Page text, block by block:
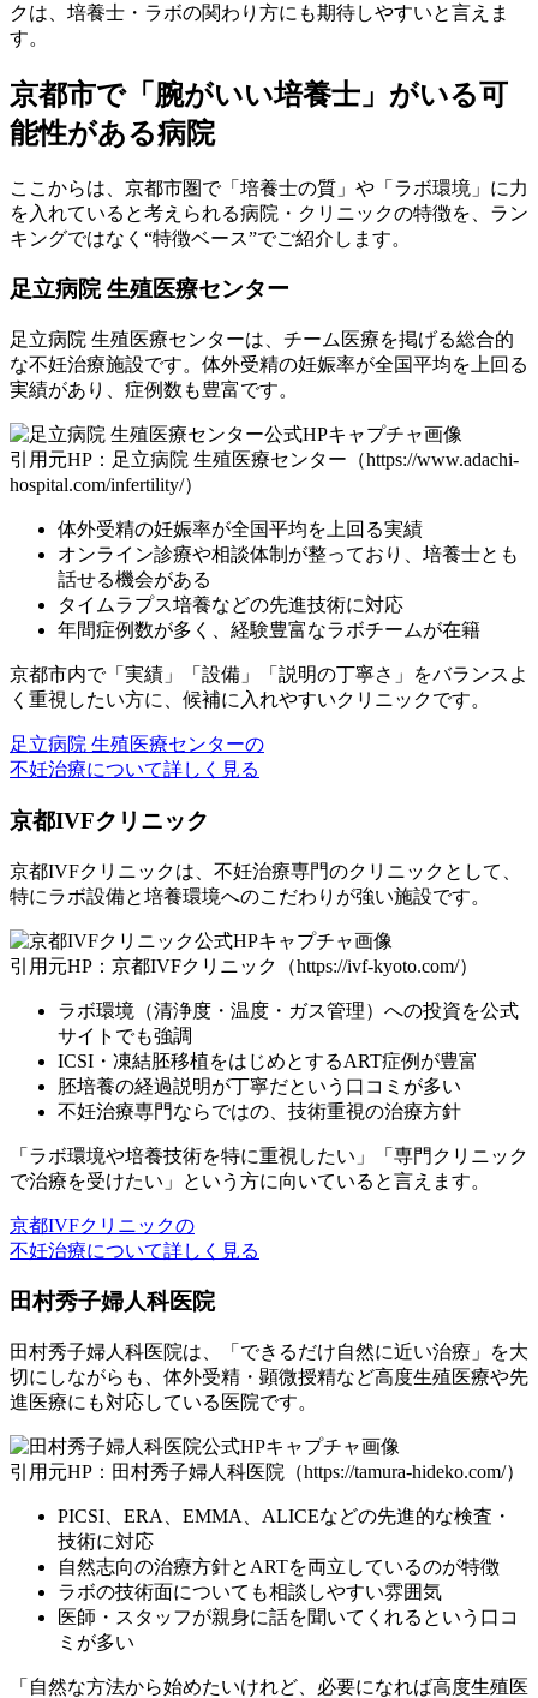
クは、培養士・ラボの関わり方にも期待しやすいと言えま
す。
京都市で「腕がいい培養士」がいる可
能性がある病院
ここからは、京都市圏で「培養士の質」や「ラボ環境」に力
を入れていると考えられる病院・クリニックの特徴を、ラン
キングではなく “特徴ベース”でご紹介します。
足立病院 生殖医療センター
足立病院 生殖医療センターは、チーム医療を掲げる総合的
な不妊治療施設です。体外受精の妊娠率が全国平均を上回る
実績があり、症例数も豊富です。
引用元HP：足立病院 生殖医療センター（https://www.adachi-
hospital.com/infertility/）
体外受精の妊娠率が全国平均を上回る実績
オンライン診療や相談体制が整っており、培養士とも
話せる機会がある
タイムラプス培養などの先進技術に対応
年間症例数が多く、経験豊富なラボチームが在籍
京都市内で「実績」「設備」「説明の丁寧さ」をバランスよ
く重視したい方に、候補に入れやすいクリニックです。
足立病院 生殖医療センターの
不妊治療について詳しく見る
京都IVFクリニック
京都IVFクリニックは、不妊治療専門のクリニックとして、
特にラボ設備と培養環境へのこだわりが強い施設です。
引用元HP：京都IVFクリニック（https://ivf-kyoto.com/）
ラボ環境（清浄度・温度・ガス管理）への投資を公式
サイトでも強調
ICSI・凍結胚移植をはじめとするART症例が豊富
胚培養の経過説明が丁寧だという口コミが多い
不妊治療専門ならではの、技術重視の治療方針
「ラボ環境や培養技術を特に重視したい」「専門クリニック
で治療を受けたい」という方に向いていると言えます。
京都IVFクリニックの
不妊治療について詳しく見る
田村秀子婦人科医院
田村秀子婦人科医院は、「できるだけ自然に近い治療」を大
切にしながらも、体外受精・顕微授精など高度生殖医療や先
進医療にも対応している医院です。
引用元HP：田村秀子婦人科医院（https://tamura-hideko.com/）
PICSI、ERA、EMMA、ALICEなどの先進的な検査・
技術に対応
自然志向の治療方針とARTを両立しているのが特徴
ラボの技術面についても相談しやすい雰囲気
医師・スタッフが親身に話を聞いてくれるという口コ
ミが多い
「自然な方法から始めたいけれど、必要になれば高度生殖医